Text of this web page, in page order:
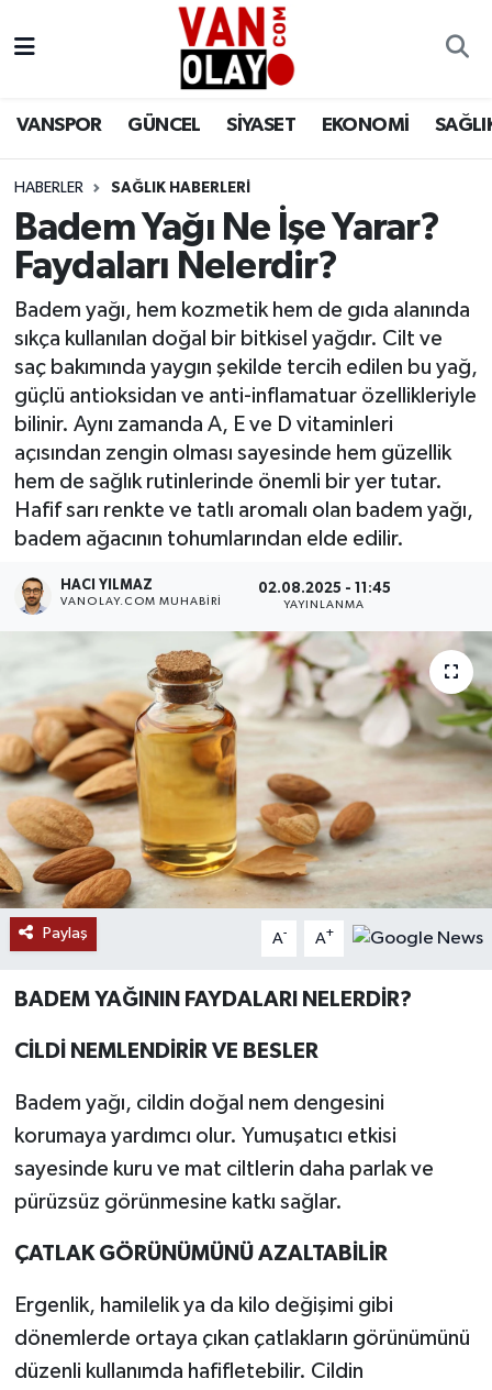
VANSPOR GÜNCEL SİYASET EKONOMİ
HABERLER SAĞLIK HABERLERİ
Badem Yağı Ne İşe Yarar?
Faydaları Nelerdir?
Badem yağı, hem kozmetik hem de gıda alanında
sıkça kullanılan doğal bir bitkisel yağdır. Cilt ve
saç bakımında yaygın şekilde tercih edilen bu yağ,
güçlü antioksidan ve anti-inflamatuar özellikleriyle
bilinir. Aynı zamanda A, E ve D vitaminleri
açısından zengin olması sayesinde hem güzellik
hem de sağlık rutinlerinde önemli bir yer tutar.
Hafif sarı renkte ve tatlı aromalı olan badem yağı,
badem ağacının tohumlarından elde edilir.
HACI YILMAZ
VANOLAY.COM MUHABIRI
02.08.2025 - 11:45
YAYINLANMA
Paylaş A- A+
BADEM YAĞININ FAYDALARI NELERDİR?
CİLDİ NEMLENDİRİR VE BESLER
Badem yağı, cildin doğal nem dengesini
korumaya yardımcı olur. Yumuşatıcı etkisi
sayesinde kuru ve mat ciltlerin daha parlak ve
pürüzsüz görünmesine katkı sağlar.
ÇATLAK GÖRÜNÜMÜNÜ AZALTABİLİR
Ergenlik, hamilelik ya da kilo değişimi gibi
dönemlerde ortaya çıkan çatlakların görünümünü
düzenli kullanımda hafifletebilir. Cildin
Siyaset
Ekonomi
Sağlık
Eğitim
Bilim & Teknoloji
Dünya
RESMİ İLANLAR
Van Nöbetçi Eczaneler
Van Namaz Vakitleri
Van Trafik Yoğunluk Haritası
Süper Lig Puan Durumu ve Fikstür
Tüm Manşetler
Son Dakika Haberleri
Haber Arşivi